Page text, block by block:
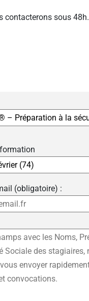
contacterons sous 48h.
(obligatoire) :